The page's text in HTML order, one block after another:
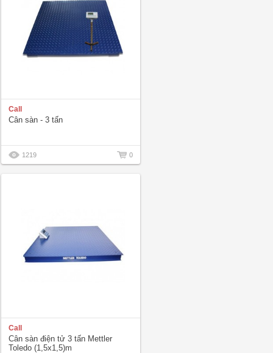
Call
Cân sàn - 3 tấn
1219 0
Call
Cân sàn điện tử 3 tấn Mettler
Toledo (1,5x1,5)m